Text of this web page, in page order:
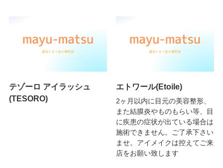
テゾーロ アイラッシュ
(TESORO)
エトワール(Etoile)
2ヶ月以内に目元の美容整形、
また結膜炎やものもらい等、目
に疾患の症状が出ている場合は
施術できません。ご了承下さい
ませ。アイメイクは控えてご来
店をお願い致します